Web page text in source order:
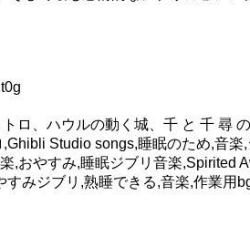
ロ、ハウルの動く城、千 と 千 尋
Studio songs,睡眠のため,音
やすみ,睡眠ジブリ音楽,Spirited
みジブリ,熟睡できる,音楽,作業